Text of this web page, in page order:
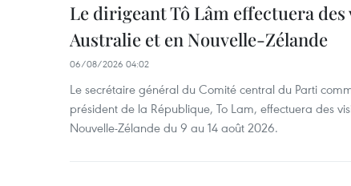
Le dirigeant Tô Lâm effectuera
Australie et en Nouvelle-Zélande
06/08/2026 04:02
Le secrétaire général du Comité central du Parti
président de la République, To Lam, effectuera des
Nouvelle-Zélande du 9 au 14 août 2026.